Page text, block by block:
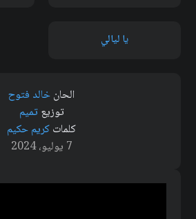
يا ليالي
الحانخالد فتوح
توزيعتميم
كلماتكريم حكيم
7 يوليو، 2024